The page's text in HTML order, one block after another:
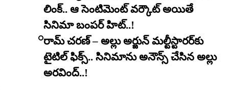
లింక్.. ఆ సెంటిమెంట్ వర్కౌట్ అయితే
సినిమా బంపర్ హిట్..!
రామ్ చరణ్ – అల్లు అర్జున్ మల్టీస్టారర్​కు
టైటిల్ ఫిక్స్.. సినిమాను అనౌన్స్ చేసిన అల్లు
అరవింద్..!